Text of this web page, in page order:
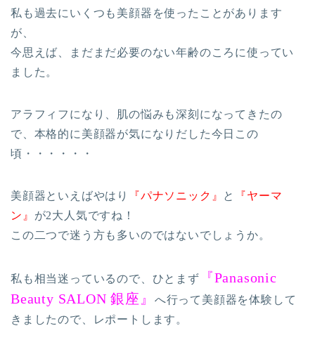
私も過去にいくつも美顔器を使ったことがあります
が、
今思えば、まだまだ必要のない年齢のころに使ってい
ました。
アラフィフになり、肌の悩みも深刻になってきたの
で、本格的に美顔器が気になりだした今日この
頃・・・・・・
美顔器といえばやはり 『パナソニック』 と
『ヤーマ
ン』 が2大人気ですね！
この二つで迷う方も多いのではないでしょうか。
私も相当迷っているので、ひとまず
『Panasonic
Beauty SALON 銀座』
へ行って美顔器を体験して
きましたので、レポートします。